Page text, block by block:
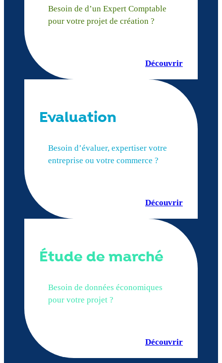
Besoin de d’un Expert Comptable
pour votre projet de création ?
Découvrir
Evaluation
Besoin d’évaluer, expertiser votre
entreprise ou votre commerce ?
Découvrir
Étude de marché
Besoin de données économiques
pour votre projet ?
Découvrir